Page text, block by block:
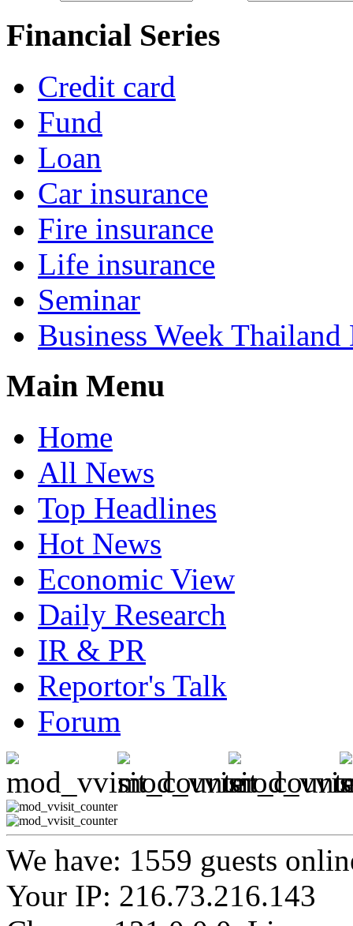
Financial Series
Credit card
Fund
Loan
Car insurance
Fire insurance
Life insurance
Seminar
Business Week Thailand
Main Menu
Home
All News
Top Headlines
Hot News
Economic View
Daily Research
IR & PR
Reportor's Talk
Forum
We have: 1559 guests
Your IP: 216.73.216.143